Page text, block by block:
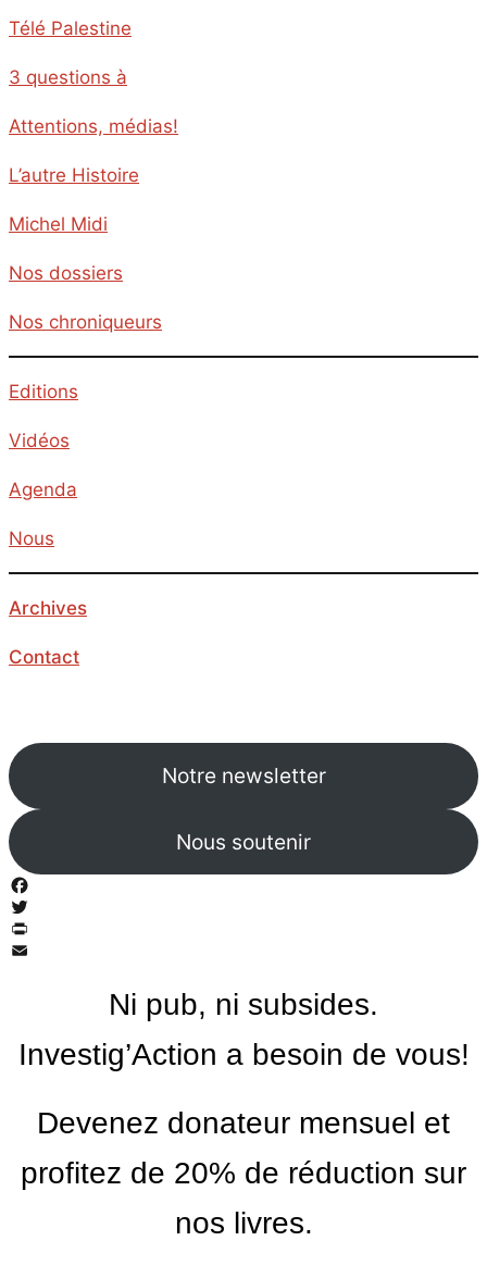
Télé Palestine
3 questions à
Attentions, médias!
L’autre Histoire
Michel Midi
Nos dossiers
Nos chroniqueurs
Editions
Vidéos
Agenda
Nous
Archives
Contact
Notre newsletter
Nous soutenir
Facebook
Twitter
PrintFriendly
Ni pub, ni subsides.
Investig’Action a besoin de vous!
Devenez donateur mensuel et
profitez de 20% de réduction sur
nos livres.